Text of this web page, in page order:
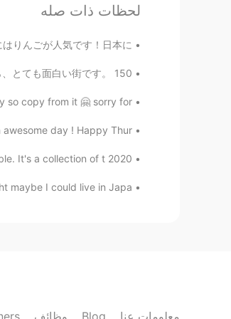
Bryan Camacho
@Yuki Osaka hawk @Miki
Thank you! 🥰
EN
JP
@tomo
うございます
Bryan Camacho
لحظات ذات صله
！😂 アメリカの秋にはりんごが人気です！日本に...
金がありましたから、とても面白い街です。 150 ...
copy from it 🤗 sorry for ...
day ! Happy Thur...
2020 Book Reviews 5 Nohow On by Samuel Beckett This book is incredible. It's a collection of t...
maybe I could live in Japa...
وظائف Blog معلومات عنا